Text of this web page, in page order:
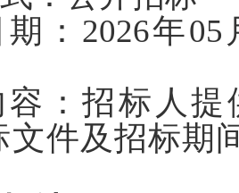
期： 2026年05
容：招标人
文件及招标期